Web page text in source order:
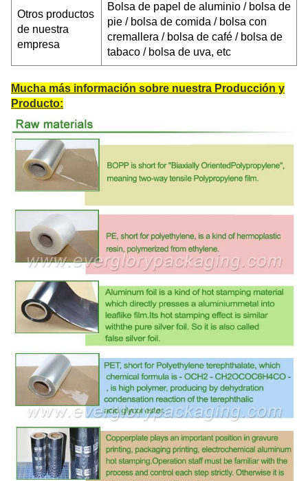
Otros productos
de nuestra
empresa
Bolsa de papel de aluminio / bolsa de
pie / bolsa de comida / bolsa con
cremallera / bolsa de café / bolsa de
tabaco / bolsa de uva, etc
Mucha más información sobre nuestra Producción y
Producto: